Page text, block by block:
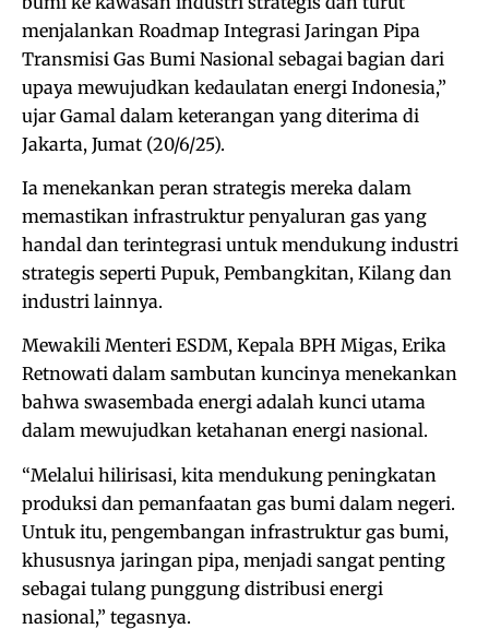
menjalankan Roadmap Integrasi Jaringan Pipa
Transmisi Gas Bumi Nasional sebagai bagian dari
upaya mewujudkan kedaulatan energi Indonesia,”
ujar Gamal dalam keterangan yang diterima di
Jakarta, Jumat (20/6/25).
Ia menekankan peran strategis mereka dalam
memastikan infrastruktur penyaluran gas yang
handal dan terintegrasi untuk mendukung industri
strategis seperti Pupuk, Pembangkitan, Kilang dan
industri lainnya.
Mewakili Menteri ESDM, Kepala BPH Migas, Erika
Retnowati dalam sambutan kuncinya menekankan
bahwa swasembada energi adalah kunci utama
dalam mewujudkan ketahanan energi nasional.
“Melalui hilirisasi, kita mendukung peningkatan
produksi dan pemanfaatan gas bumi dalam negeri.
Untuk itu, pengembangan infrastruktur gas bumi,
khususnya jaringan pipa, menjadi sangat penting
sebagai tulang punggung distribusi energi
nasional,” tegasnya.